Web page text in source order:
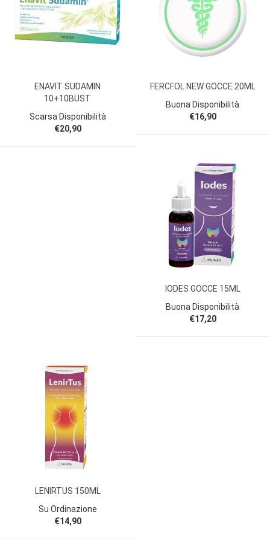
ENAVIT SUDAMIN
10+10BUST
Scarsa Disponibilità
€20,90
FERCFOL NEW GOCCE 20ML
Buona Disponibilità
€16,90
IODES GOCCE 15ML
Buona Disponibilità
€17,20
LENIRTUS 150ML
Su Ordinazione
€14,90